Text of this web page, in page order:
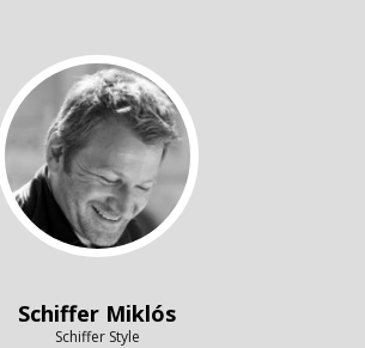
Schiffer Miklós
Schiffer Style